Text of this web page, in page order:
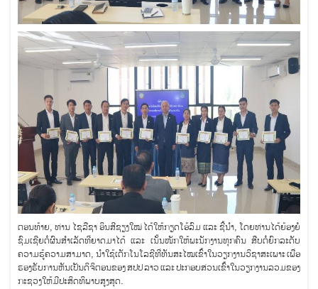
ຕອນທ້າຍ, ທ່ານ ໄຊລືຊາ ອິນສີຊຽງໃໝ່ ໄດ້ໃຫ້ກຽດໂອ້ລົມ ແລະ ຊີ້ນຳ, ໂດຍທ່ານໄດ້ຍ້ອງຍໍ
ຊົມເຊີຍຕໍ່ຜົນສຳເລັດທີ່ຍາດມາໄດ້ ແລະ ເນັ້ນໜັກໃຫ້ພະນັກງານທຸກຄົນ ສືບຕໍ່ຍົກລະດັບ
ຄວາມຮູ້ຄວາມສາມາດ, ນຳໃຊ້ເຕັກໂນໂລຊີທີ່ທັນສະໄໝເຂົ້າໃນວຽກງານວິຊາສະເພາະ ເພື່ອ
ຮອງຮັບການຫັນເປັນດິຈິຕອນຂອງ ສປປ ລາວ ແລະ ປະກອບສ່ວນເຂົ້າໃນວຽກງານລວມຂອງ
ກະຊວງໃຫ້ມີປະສິດທິພາບສູງສຸດ.